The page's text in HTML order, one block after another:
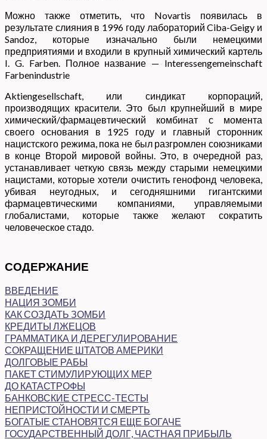
Можно также отметить, что Novartis появилась в
результате слияния в 1996 году лабораторий Ciba-Geigy и
Sandoz, которые изначально были немецкими
предприятиями и входили в крупный химический картель
I. G. Farben. Полное название — Interessengemeinschaft
Farbenindustrie
Aktiengesellschaft, или синдикат корпораций,
производящих красители. Это был крупнейший в мире
химический/фармацевтический комбинат с момента
своего основания в 1925 году и главный сторонник
нацистского режима, пока не был разгромлен союзниками
в конце Второй мировой войны. Это, в очередной раз,
устанавливает четкую связь между старыми немецкими
нацистами, которые хотели очистить генофонд человека,
убивая неугодных, и сегодняшними гигантскими
фармацевтическими компаниями, управляемыми
глобалистами, которые также желают сократить
человеческое стадо.
СОДЕРЖАНИЕ
ВВЕДЕНИЕ
НАЦИЯ ЗОМБИ
КАК СОЗДАТЬ ЗОМБИ
КРЕДИТЫ ЛЖЕЦОВ
ГРАММАТИКА И ДЕРЕГУЛИРОВАНИЕ
СОКРАЩЕНИЕ ШТАТОВ АМЕРИКИ
ДОЛГОВЫЕ РАБЫ
ПАКЕТ СТИМУЛИРУЮЩИХ МЕР
ДО КАТАСТРОФЫ
БАНКОВСКИЕ СТРЕСС-ТЕСТЫ
НЕПРИСТОЙНОСТИ И СМЕРТЬ
БОГАТЫЕ СТАНОВЯТСЯ ЕЩЕ БОГАЧЕ
ГОСУДАРСТВЕННЫЙ ДОЛГ, ЧАСТНАЯ ПРИБЫЛЬ